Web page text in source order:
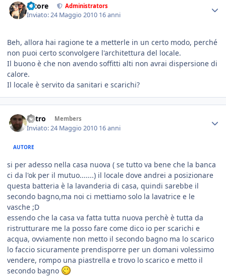
tatore Administrators
Inviato:24 Maggio 2010 16 anni
Beh, allora hai ragione te a metterle in un certo modo, perché
non puoi certo sconvolgere l'architettura del locale.
Il buono è che non avendo soffitti alti non avrai dispersione di
calore.
Il locale è servito da sanitari e scarichi?
Astro Members
Inviato:24 Maggio 2010 16 anni
AUTORE
si per adesso nella casa nuova ( se tutto va bene che la banca
ci da l'ok per il mutuo.......) il locale dove andrei a posizionare
questa batteria è la lavanderia di casa, quindi sarebbe il
secondo bagno,ma noi ci mettiamo solo la lavatrice e le
vasche ;D
essendo che la casa va fatta tutta nuova perchè è tutta da
ristrutturare me la posso fare come dico io per scarichi e
acqua, ovviamente non metto il secondo bagno ma lo scarico
lo faccio sicuramente prendisporre per un domani volessimo
vendere, rompo una piastrella e trovo lo scarico e metto il
secondo bagno